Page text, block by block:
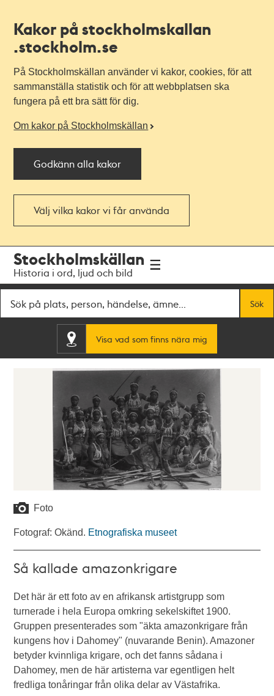
Kakor på stockholmskallan
.stockholm.se
På Stockholmskällan använder vi kakor, cookies, för att
sammanställa statistik och för att webbplatsen ska
fungera på ett bra sätt för dig.
Om kakor på Stockholmskällan
Godkänn alla kakor
Välj vilka kakor vi får använda
navigationen
huvudinnehållet
Stockholmskällan
Historia i ord, ljud och bild
Sök
Visa vad som finns nära mig
Foto
Fotograf: Okänd. Etnografiska museet
Så kallade amazonkrigare
Det här är ett foto av en afrikansk artistgrupp som
turnerade i hela Europa omkring sekelskiftet 1900.
Gruppen presenterades som "äkta amazonkrigare från
kungens hov i Dahomey" (nuvarande Benin). Amazoner
betyder kvinnliga krigare, och det fanns sådana i
Dahomey, men de här artisterna var egentligen helt
fredliga tonåringar från olika delar av Västafrika.